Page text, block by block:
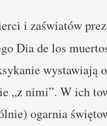
i zaświatów
Dia de los
wystawiają
„z nimi”. W ich
ogarnia